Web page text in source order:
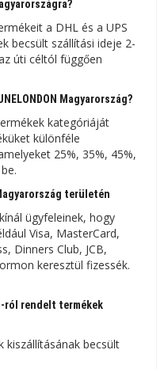
a DHL és a UPS
becsült szállítási ideje 2-
úti céltól függően
Magyarország?
kategóriáját
különféle
25%, 35%, 45%,
területén
ügyfeleinek, hogy
Visa, MasterCard,
Dinners Club, JCB,
keresztül fizessék.
ról rendelt termékek
kiszállításának becsült